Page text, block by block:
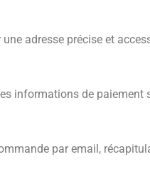
adresse précise et
informations de paiement
par email,